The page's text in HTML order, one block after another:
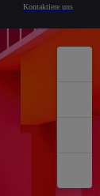
Kontaktiere uns